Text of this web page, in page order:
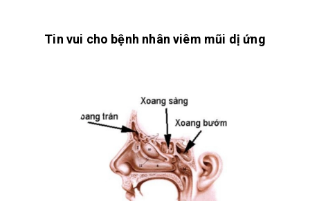
Tin vui cho bệnh nhân viêm mũi dị ứng